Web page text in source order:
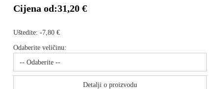
Cijena od:31,20 €
Uštedite: -7,80 €
Odaberite veličinu:
Detalji o proizvodu